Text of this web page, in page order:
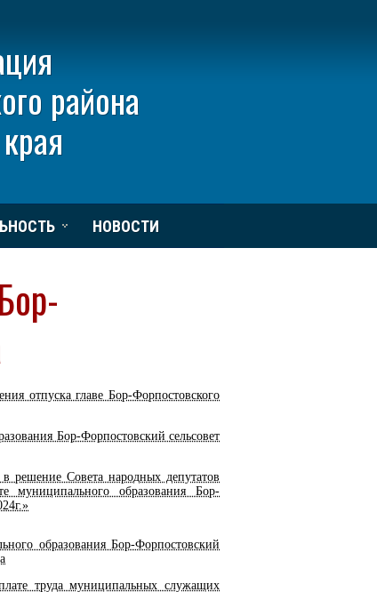
района
НОВОСТИ
отпуска главе Бор-Форпостовского
Бор-Форпостовский сельсовет
Совета народных депутатов
образования Бор-
образования Бор-Форпостовский
труда муниципальных служащих